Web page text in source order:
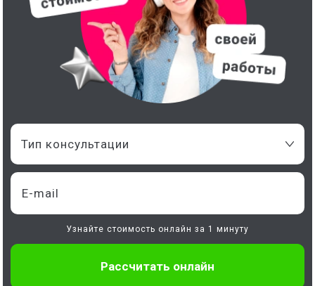
Тип консультации
Узнайте стоимость онлайн за 1 минуту